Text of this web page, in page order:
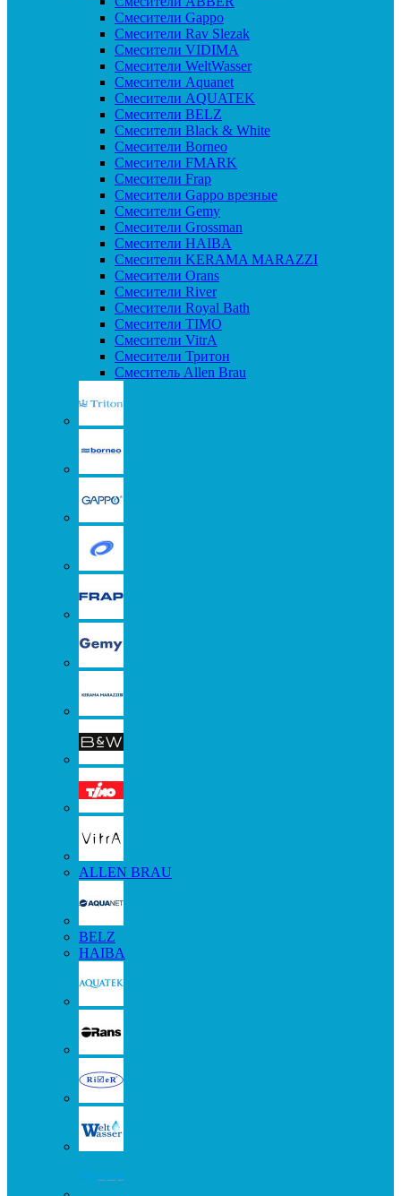
Cмесители Gappo
Cмесители Rav Slezak
Cмесители VIDIMA
Cмесители WeltWasser
Смесители Aquanet
Смесители AQUATEK
Смесители BELZ
Смесители Black & White
Смесители Borneo
Смесители FMARK
Смесители Frap
Смесители Gappo врезные
Смесители Gemy
Смесители Grossman
Смесители HAIBA
Смесители KERAMA MARAZZI
Смесители Orans
Смесители River
Смесители Royal Bath
Смесители TIMO
Смесители VitrA
Смесители Тритон
Смеситель Allen Brau
ALLEN BRAU
BELZ
HAIBA